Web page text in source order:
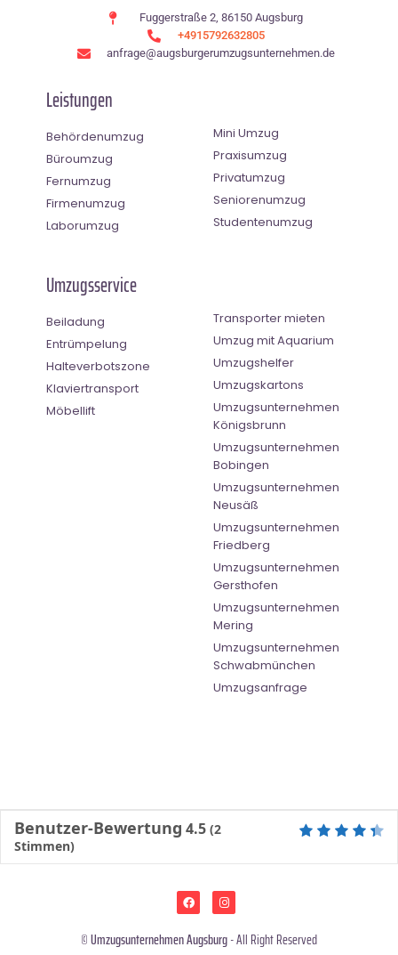
Fuggerstraße 2, 86150 Augsburg
+4915792632805
anfrage@augsburgerumzugsunternehmen.de
Leistungen
Behördenumzug
Büroumzug
Fernumzug
Firmenumzug
Laborumzug
Mini Umzug
Praxisumzug
Privatumzug
Seniorenumzug
Studentenumzug
Umzugsservice
Beiladung
Entrümpelung
Halteverbotszone
Klaviertransport
Möbellift
Transporter mieten
Umzug mit Aquarium
Umzugshelfer
Umzugskartons
Umzugsunternehmen
Königsbrunn
Umzugsunternehmen
Bobingen
Umzugsunternehmen
Neusäß
Umzugsunternehmen
Friedberg
Umzugsunternehmen
Gersthofen
Umzugsunternehmen
Mering
Umzugsunternehmen
Schwabmünchen
Umzugsanfrage
Benutzer-Bewertung 4.5 (2
Stimmen)
©Umzugsunternehmen Augsburg- All Right Reserved